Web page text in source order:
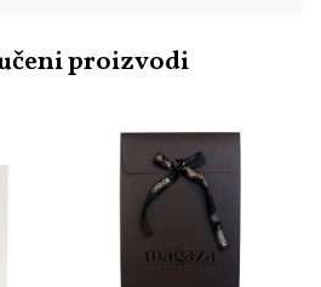
proizvodi